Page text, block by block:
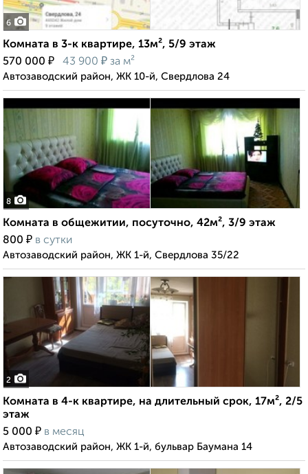
6
Комната в 3-к квартире, 13м², 5/9 этаж
570 000 ₽ 43 900 ₽ за м²
Автозаводский район, ЖК 10-й, Свердлова 24
8
Комната в общежитии, посуточно, 42м², 3/9 этаж
800 ₽ в сутки
Автозаводский район, ЖК 1-й, Свердлова 35/22
2
Комната в 4-к квартире, на длительный срок, 17м², 2/5
этаж
5 000 ₽ в месяц
Автозаводский район, ЖК 1-й, бульвар Баумана 14